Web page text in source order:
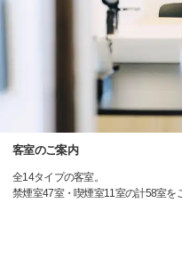
客室のご案内
全14タイプの客室。
禁煙室47室・喫煙室11室の計58室を